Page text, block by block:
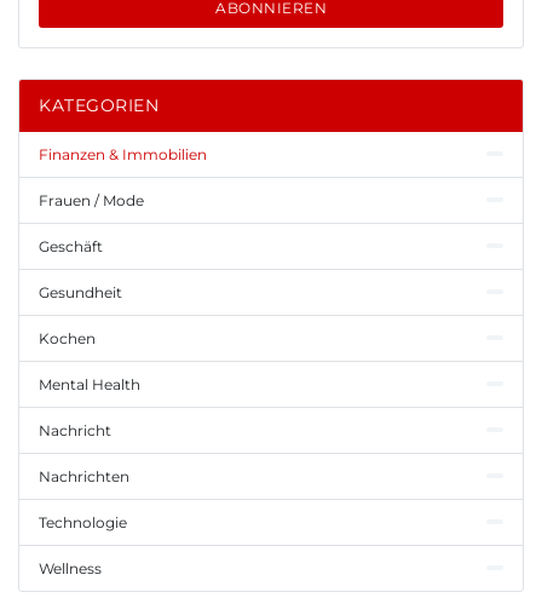
ABONNIEREN
KATEGORIEN
Finanzen & Immobilien
Frauen / Mode
Geschäft
Gesundheit
Kochen
Mental Health
Nachricht
Nachrichten
Technologie
Wellness